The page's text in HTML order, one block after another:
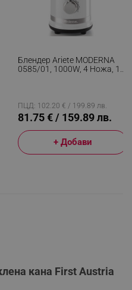
Блендер Ariete MODERNA
0585/01, 1000W, 4 Ножа, 1.5
ПЦД: 102.20 € / 199.89 лв.
81.75 € / 159.89 лв.
+ Добави
кана First Austria